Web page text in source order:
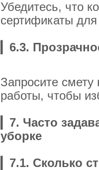
Убедитесь, что
сертификаты для
6.3.
Запросите смету
работы, чтобы
7. Часто
уборке
7.1. Сколько